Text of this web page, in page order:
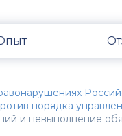
порядка
и невыполнение